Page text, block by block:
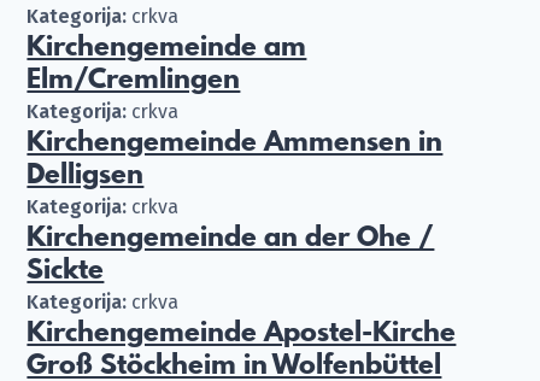
Kategorija: crkva
Kirchengemeinde am
Elm/Cremlingen
Kategorija: crkva
Kirchengemeinde Ammensen in
Delligsen
Kategorija: crkva
Kirchengemeinde an der Ohe /
Sickte
Kategorija: crkva
Kirchengemeinde Apostel-Kirche
Groß Stöckheim in Wolfenbüttel